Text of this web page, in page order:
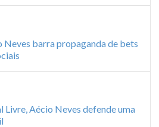
Neves barra propaganda de bets
Livre, Aécio Neves defende uma